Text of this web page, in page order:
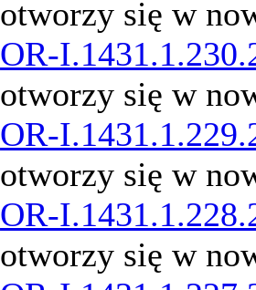
otworzy się w
OR-
otworzy się w
OR-
otworzy się w
OR-
otworzy się w